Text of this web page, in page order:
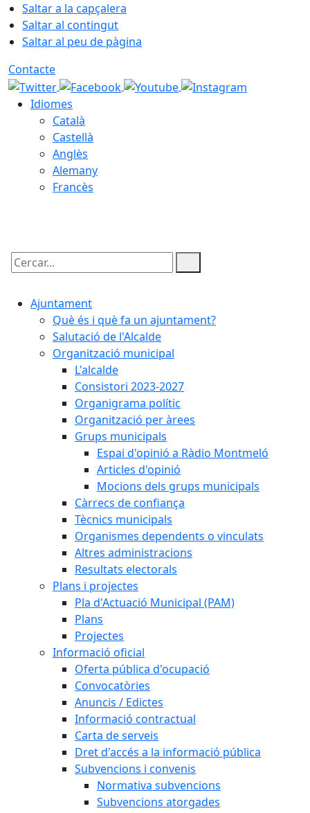
Saltar a la capçalera
Saltar al contingut
Saltar al peu de pàgina
Contacte
Idiomes
Català
Castellà
Anglès
Alemany
Francès
Cercar:
Ajuntament
Què és i què fa un ajuntament?
Salutació de l'Alcalde
Organització municipal
L'alcalde
Consistori 2023-2027
Organigrama polític
Organització per àrees
Grups municipals
Espai d'opinió a Ràdio Montmeló
Articles d'opinió
Mocions dels grups municipals
Càrrecs de confiança
Tècnics municipals
Organismes dependents o vinculats
Altres administracions
Resultats electorals
Plans i projectes
Pla d'Actuació Municipal (PAM)
Plans
Projectes
Informació oficial
Oferta pública d'ocupació
Convocatòries
Anuncis / Edictes
Informació contractual
Carta de serveis
Dret d'accés a la informació pública
Subvencions i convenis
Normativa subvencions
Subvencions atorgades